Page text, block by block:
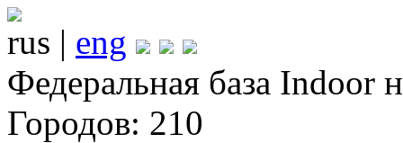
rus | eng
Федеральная база Indoor
Городов: 210